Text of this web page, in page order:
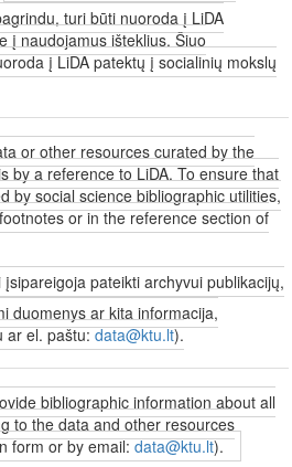
turi būti nuoroda į LiDA
į naudojamus išteklius. Šiuo
į LiDA patektų į socialinių mokslų
or other resources curated by the
by a reference to LiDA. To ensure that
by social science bibliographic utilities,
or in the reference section of
įsipareigoja pateikti archyvui publikacijų,
duomenys ar kita informacija,
ar el. paštu:data@ktu.lt).
bibliographic information about all
to the data and other resources
form or by email:data@ktu.lt).